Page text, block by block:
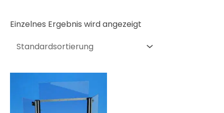
Einzelnes Ergebnis wird angezeigt